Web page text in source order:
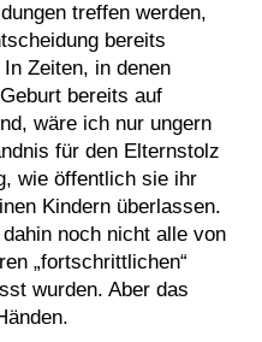
treffen werden,
bereits
Zeiten, in denen
bereits auf
wäre ich nur ungern
für den Elternstolz
wie öffentlich sie ihr
Kindern überlassen.
noch nicht alle von
„fortschrittlichen“
wurden. Aber das